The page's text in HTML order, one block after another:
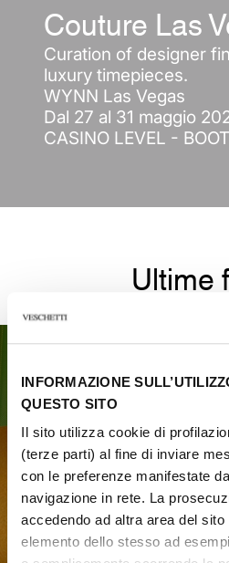
INFORMAZIONE
QUESTO SITO
Il sito utilizza cookie di
(terze parti) al fine di inviare
con le preferenze manifestate
navigazione in rete. La
accedendo ad altra area del
elemento dello stesso ad
Couture Las
Curation of designer
luxury timepieces.
WYNN Las Vegas
Dal 27 al 31 maggio
CASINO LEVEL -
Ultime